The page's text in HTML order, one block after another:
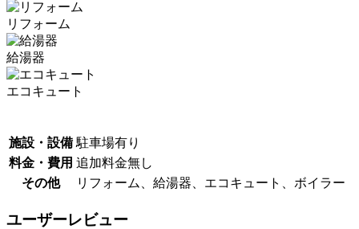
リフォーム
給湯器
エコキュート
施設・設備 駐車場有り
料金・費用 追加料金無し
その他
リフォーム、給湯器、エコキュート、ボイラー
ユーザーレビュー